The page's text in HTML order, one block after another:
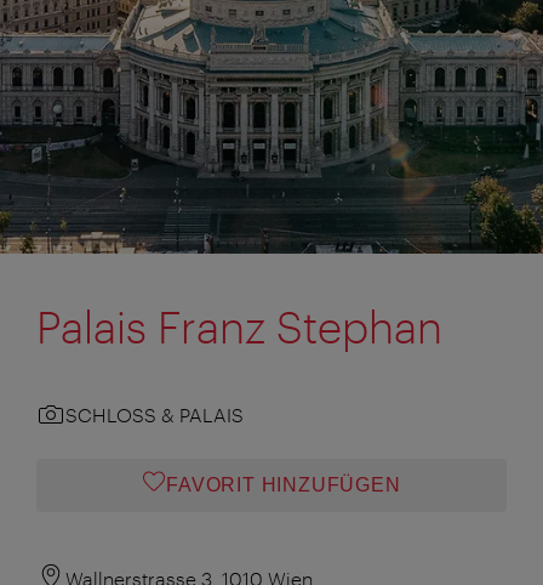
Palais Franz Stephan
SCHLOSS & PALAIS
FAVORIT HINZUFÜGEN
Wallnerstrasse 3, 1010 Wien